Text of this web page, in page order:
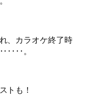
、カラオケ終了時
･･･。
トも！